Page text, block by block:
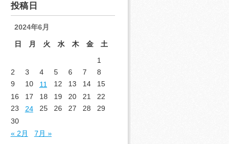
投稿日
2024年6月
日 月 火 水 木 金
土
1
2
3 4 5 6 7
8
9
10 11 12 13 14
15
16
17 18 19 20 21
22
23
24 25 26 27 28
29
30
« 2月
7月 »